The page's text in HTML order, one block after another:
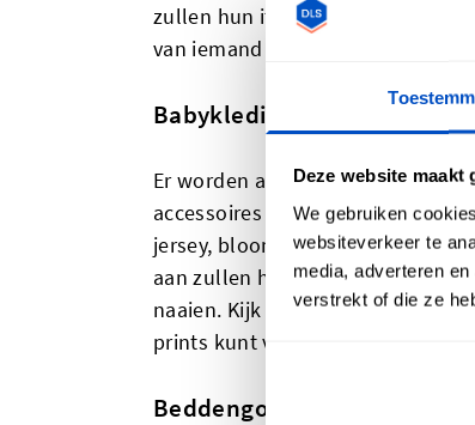
Deze website maakt
We gebruiken
websiteverkeer te
media, adverteren
verstrekt of die ze
zullen hun items namelijk sneller
van iemand die ze vertrouwen..
Babykleding en -accessoires
Er worden altijd nieuwe baby's
accessoires nooit stilstaat.
jersey, bloomers en slaapzakken
aan zullen hebben. Ze zijn
naaien. Kijk in je plaatselijke
prints kunt vinden op katoenen
Beddengoed en bedlinnen